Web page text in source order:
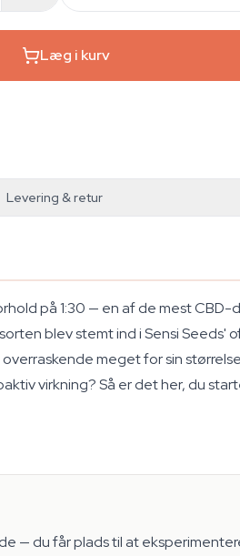
Læg i kurv
Levering & retur
på 1:30 — en af de mest CBD-
blev stemt ind i Sensi Seeds'
meget for sin
virkning? Så er det her, du
— du får plads til at